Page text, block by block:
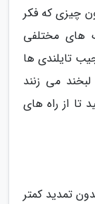
چیزی که فکر
های مختلفی
تایلندی ها
می زنند
تا از راه های
تمدید کمتر